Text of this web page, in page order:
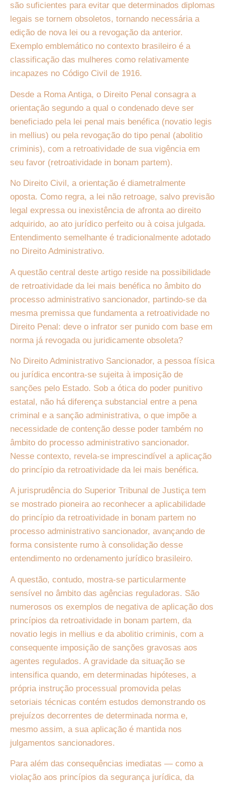
são suficientes para evitar que determinados diplomas
legais se tornem obsoletos, tornando necessária a
edição de nova lei ou a revogação da anterior.
Exemplo emblemático no contexto brasileiro é a
classificação das mulheres como relativamente
incapazes no Código Civil de 1916.
Desde a Roma Antiga, o Direito Penal consagra a
orientação segundo a qual o condenado deve ser
beneficiado pela lei penal mais benéfica (novatio legis
in mellius) ou pela revogação do tipo penal (abolitio
criminis), com a retroatividade de sua vigência em
seu favor (retroatividade in bonam partem).
No Direito Civil, a orientação é diametralmente
oposta. Como regra, a lei não retroage, salvo previsão
legal expressa ou inexistência de afronta ao direito
adquirido, ao ato jurídico perfeito ou à coisa julgada.
Entendimento semelhante é tradicionalmente adotado
no Direito Administrativo.
A questão central deste artigo reside na possibilidade
de retroatividade da lei mais benéfica no âmbito do
processo administrativo sancionador, partindo-se da
mesma premissa que fundamenta a retroatividade no
Direito Penal: deve o infrator ser punido com base em
norma já revogada ou juridicamente obsoleta?
No Direito Administrativo Sancionador, a pessoa física
ou jurídica encontra-se sujeita à imposição de
sanções pelo Estado. Sob a ótica do poder punitivo
estatal, não há diferença substancial entre a pena
criminal e a sanção administrativa, o que impõe a
necessidade de contenção desse poder também no
âmbito do processo administrativo sancionador.
Nesse contexto, revela-se imprescindível a aplicação
do princípio da retroatividade da lei mais benéfica.
A jurisprudência do Superior Tribunal de Justiça tem
se mostrado pioneira ao reconhecer a aplicabilidade
do princípio da retroatividade in bonam partem no
processo administrativo sancionador, avançando de
forma consistente rumo à consolidação desse
entendimento no ordenamento jurídico brasileiro.
A questão, contudo, mostra-se particularmente
sensível no âmbito das agências reguladoras. São
numerosos os exemplos de negativa de aplicação dos
princípios da retroatividade in bonam partem, da
novatio legis in mellius e da abolitio criminis, com a
consequente imposição de sanções gravosas aos
agentes regulados. A gravidade da situação se
intensifica quando, em determinadas hipóteses, a
própria instrução processual promovida pelas
setoriais técnicas contém estudos demonstrando os
prejuízos decorrentes de determinada norma e,
mesmo assim, a sua aplicação é mantida nos
julgamentos sancionadores.
Para além das consequências imediatas — como a
violação aos princípios da segurança jurídica, da